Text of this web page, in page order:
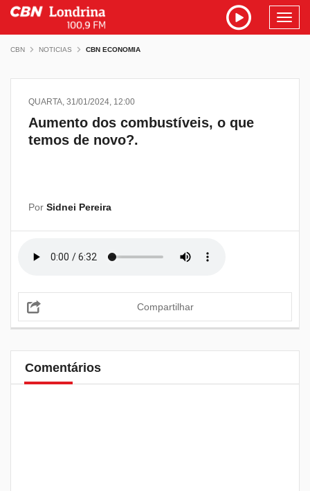
CBN NOTICIAS CBN ECONOMIA
QUARTA, 31/01/2024, 12:00
Aumento dos combustíveis, o que
temos de novo?.
Por Sidnei Pereira
Compartilhar
Comentários